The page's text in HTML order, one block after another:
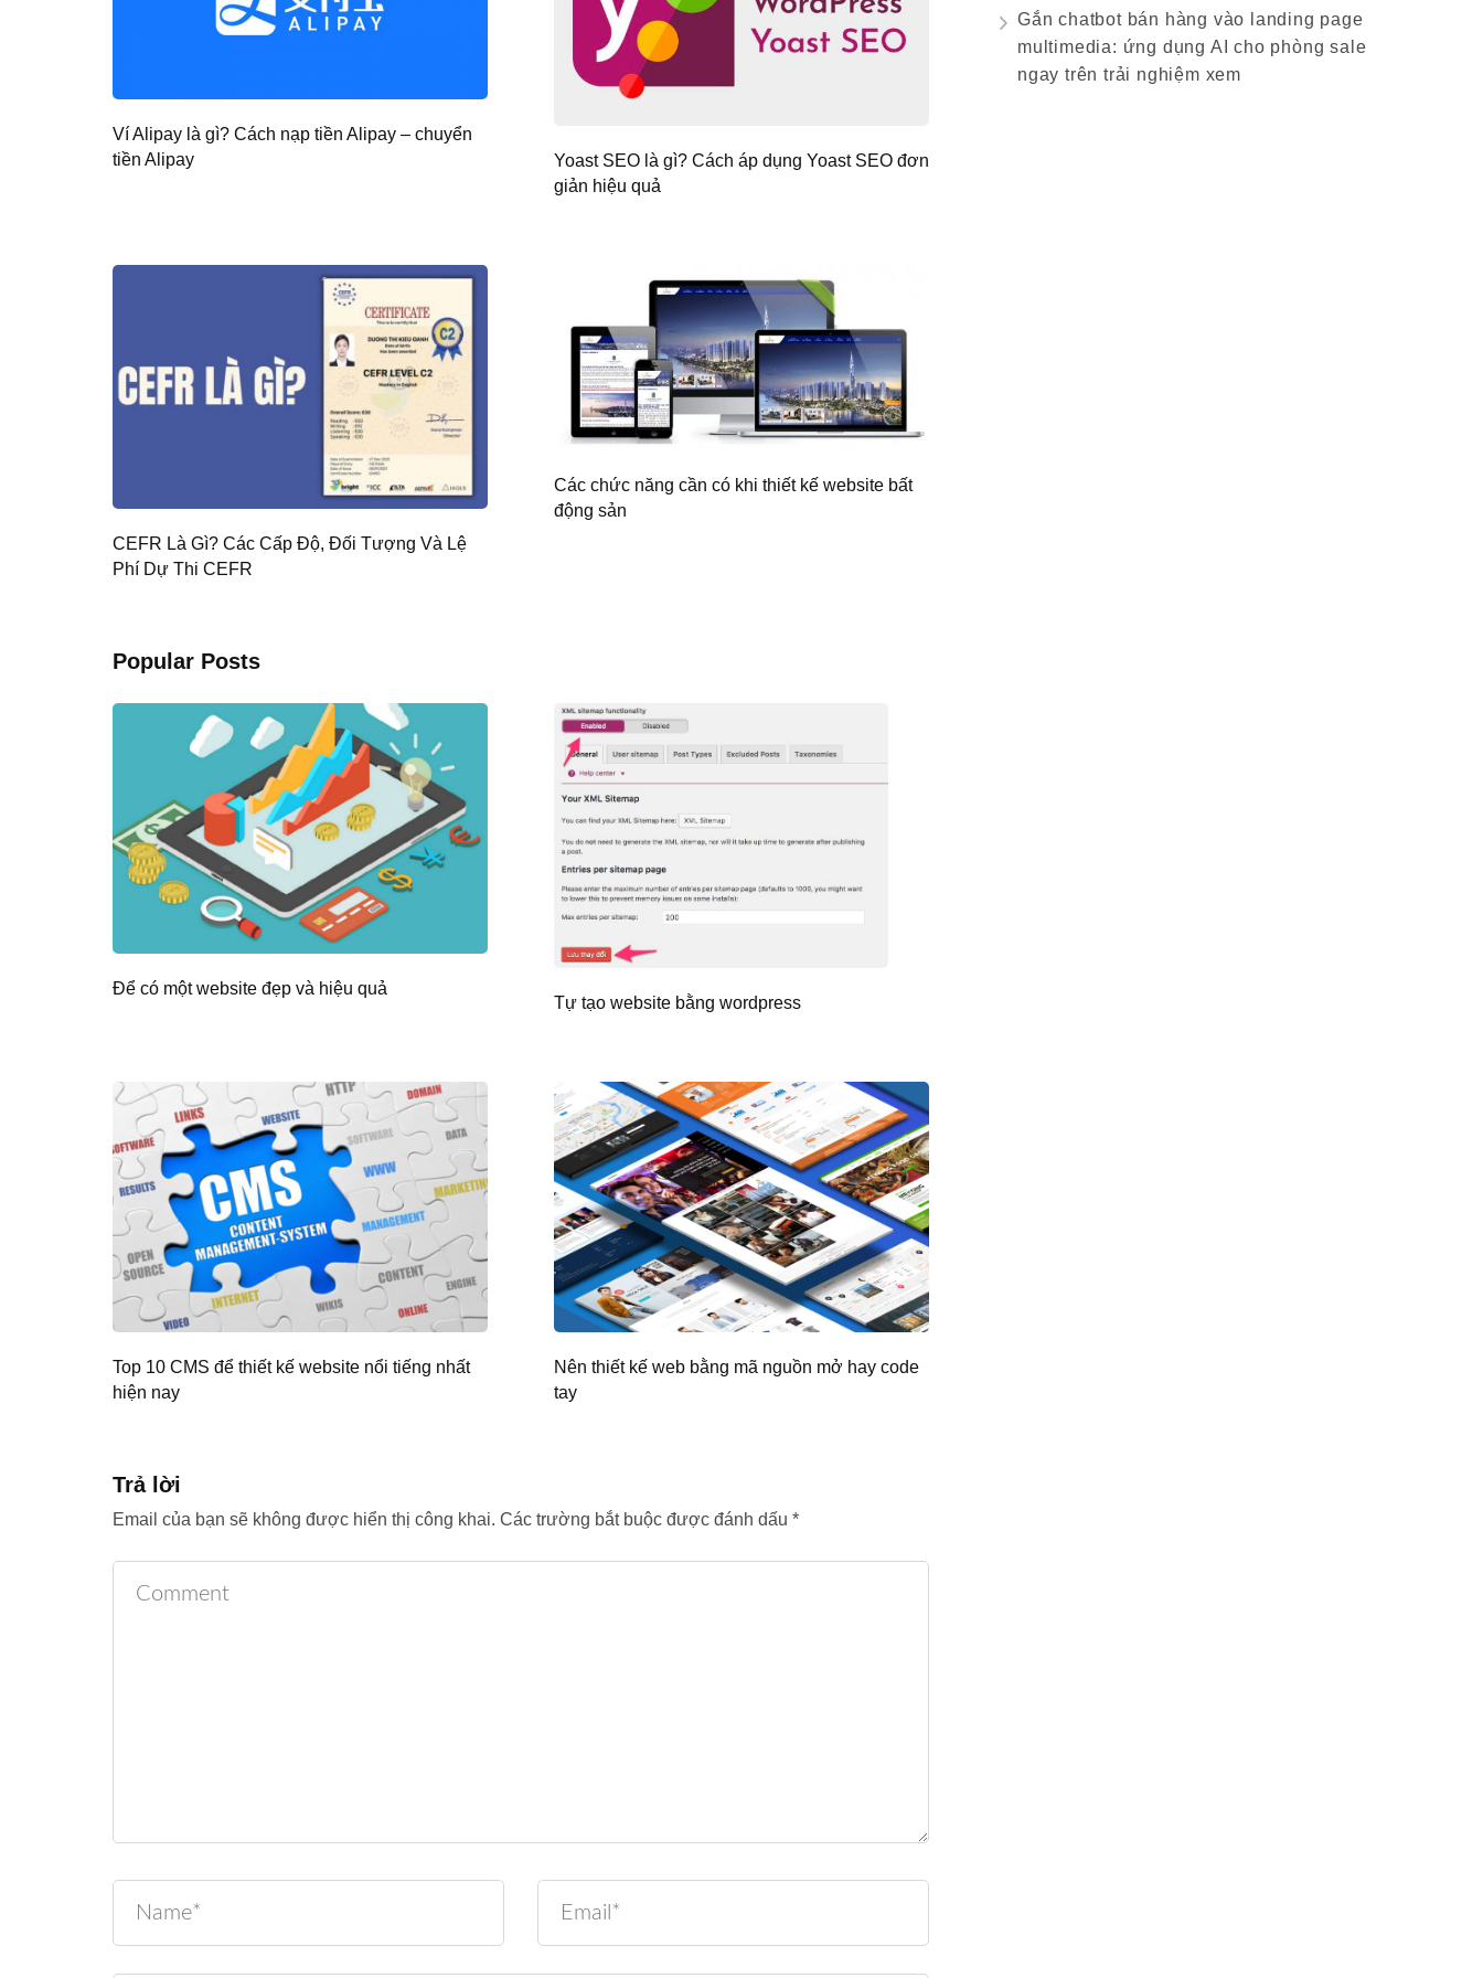
Ví Alipay là gì? Cách nạp tiền Alipay – chuyển
tiền Alipay
Yoast SEO là gì? Cách áp dụng Yoast SEO đơn
giản hiệu quả
CEFR Là Gì? Các Cấp Độ, Đối Tượng Và Lệ
Phí Dự Thi CEFR
Các chức năng cần có khi thiết kế website bất
động sản
Popular Posts
Để có một website đẹp và hiệu quả
Tự tạo website bằng wordpress
Top 10 CMS để thiết kế website nổi tiếng nhất
hiện nay
Nên thiết kế web bằng mã nguồn mở hay code
tay
Trả lời
Email của bạn sẽ không được hiển thị công khai. Các trường bắt buộc được đánh dấu *
Gắn chatbot bán hàng vào landing page
multimedia: ứng dụng AI cho phòng sale
ngay trên trải nghiệm xem